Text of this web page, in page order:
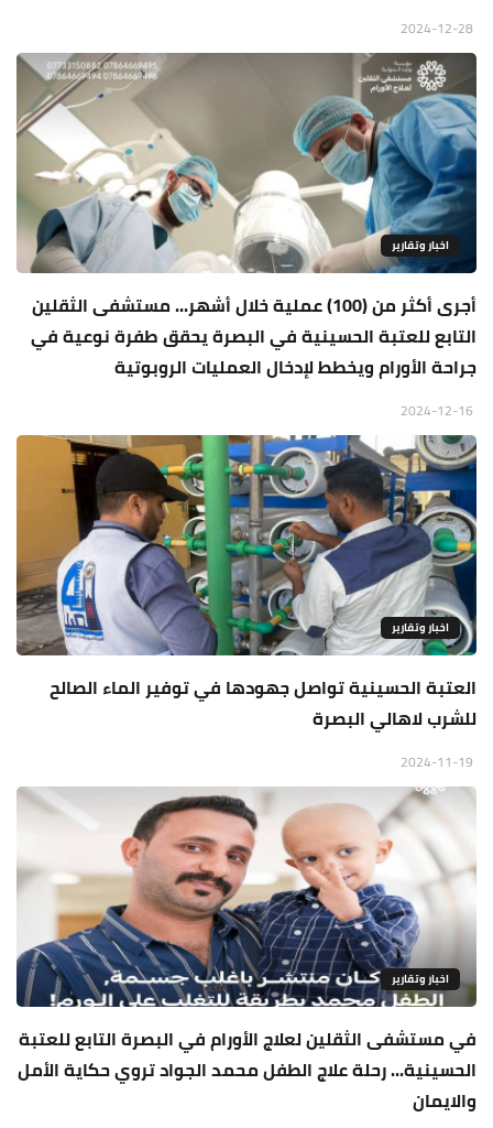
اخبار وتقارير
أجرى أكثر من (100) عملية خلال أشهر... مستشفى الثقلين
التابع للعتبة الحسينية في البصرة يحقق طفرة نوعية في
جراحة الأورام ويخطط لإدخال العمليات الروبوتية
اخبار وتقارير
العتبة الحسينية تواصل جهودها في توفير الماء الصالح
للشرب لاهالي البصرة
اخبار وتقارير
في مستشفى الثقلين لعلاج الأورام في البصرة التابع للعتبة
الحسينية... رحلة علاج الطفل محمد الجواد تروي حكاية الأمل
والايمان